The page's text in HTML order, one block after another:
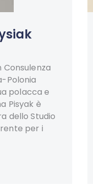
Consulenza
Polonia
polacca e
Pisyak è
dello Studio
per i